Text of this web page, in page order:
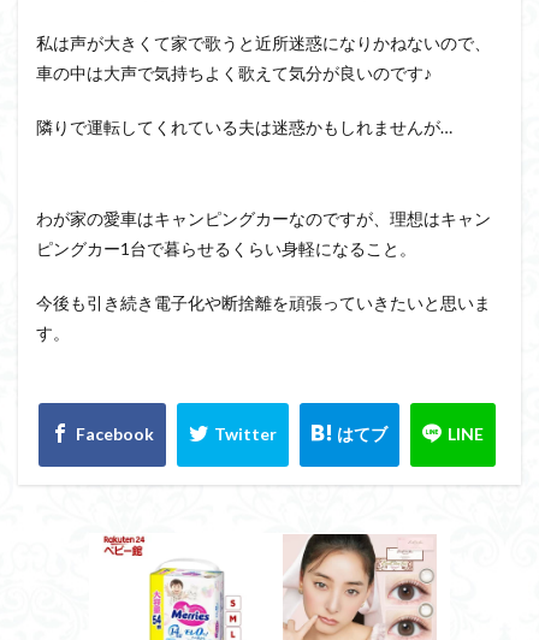
私は声が大きくて家で歌うと近所迷惑になりかねないので、
車の中は大声で気持ちよく歌えて気分が良いのです♪
隣りで運転してくれている夫は迷惑かもしれませんが…
わが家の愛車はキャンピングカーなのですが、理想はキャン
ピングカー1台で暮らせるくらい身軽になること。
今後も引き続き電子化や断捨離を頑張っていきたいと思いま
す。